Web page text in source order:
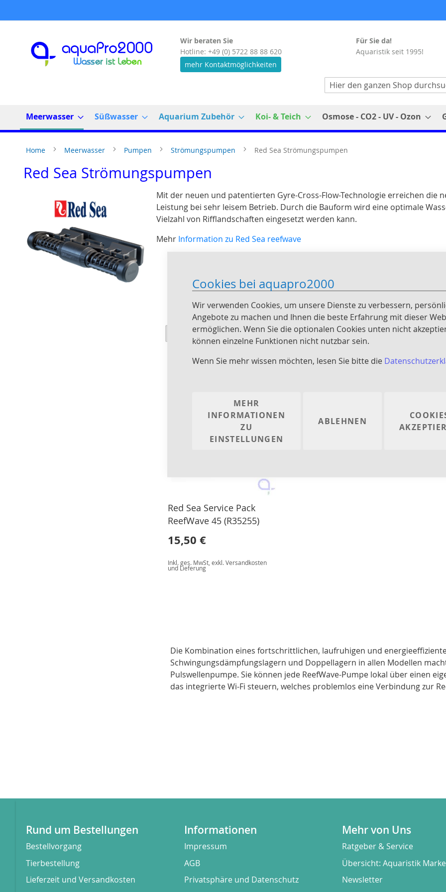
Cookies bei aquapro2000
Wir verwenden Cookies, um unsere Dienste zu verbessern,
Angebote zu machen und Ihnen die beste Erfahrung mit dieser
ermöglichen. Wenn Sie die optionalen Cookies unten nicht
können einzelne Funktionen nicht nutzbar sein.
Wenn Sie mehr wissen möchten, lesen Sie bitte die
MEHR
INFORMATIONEN
ZU
EINSTELLUNGEN
ABLEHNEN
zum
Wir beraten Sie
Hotline: +49 (0) 5722 88 88 620
mehr Kontaktmöglichkeiten
Für Sie da!
Aquaristik seit 1995!
Suche
Meerwasser
Süßwasser Aquarium Zubehör Koi- & Teich Osmose - CO2 - UV - Ozon
Home Meerwasser Pumpen Strömungspumpen Red Sea Strömungspumpen
Red Sea Strömungspumpen
Mit der neuen und patentierten Gyre-Cross-Flow-Technologie erreichen die
Leistung bei sehr leisem Betrieb. Durch die Bauform wird eine optimale
Vielzahl von Rifflandschaften eingesetzt werden kann.
Mehr Information zu Red Sea reefwave
Ansicht
als
RasterListe1Eintrag
Red Sea Service Pack
ReefWave 45 (R35255)
15,50 €
Inkl. ges. MwSt,exkl.Versandkosten
und Lieferung
Die Kombination eines fortschrittlichen, laufruhigen und
Schwingungsdämpfungslagern und Doppellagern in allen Modellen
Pulswellenpumpe. Sie können jede ReefWave-Pumpe lokal über einen
das integrierte Wi-Fi steuern, welches problemlos eine Verbindung zur
Rund um Bestellungen
Bestellvorgang
Tierbestellung
Lieferzeit und Versandkosten
Informationen
Impressum
AGB
Privatsphäre und Datenschutz
Mehr von Uns
Ratgeber & Service
Übersicht: Aquaristik
Newsletter